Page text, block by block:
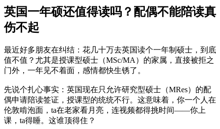
英国一年硕还值得读吗？配偶不能陪读真
伤不起
最近好多朋友在纠结：花几十万去英国读个一年制硕士，到底
值不值？尤其是授课型硕士（MSc/MA）的家属，直接被拒之
门外，一年见不着面，感情都快生锈了。
先说个扎心事实：英国现在只允许研究型硕士（MRes）的配
偶申请陪读签证，授课型的统统不行。这意味着，你一个人在
伦敦啃泡面，ta在老家看月亮，连视频都得挑时间——你上
课，ta得睡。这谁顶得住？